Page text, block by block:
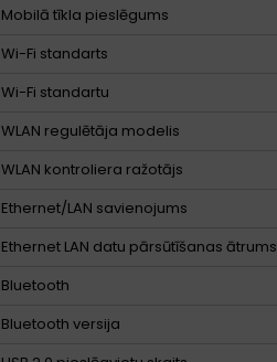
Mobilā tīkla pieslēgums
Wi-Fi standarts
Wi-Fi standartu
WLAN regulētāja modelis
WLAN kontroliera ražotājs
Ethernet/LAN savienojums
Ethernet LAN datu pārsūtīšanas ātrums
Bluetooth
Bluetooth versija